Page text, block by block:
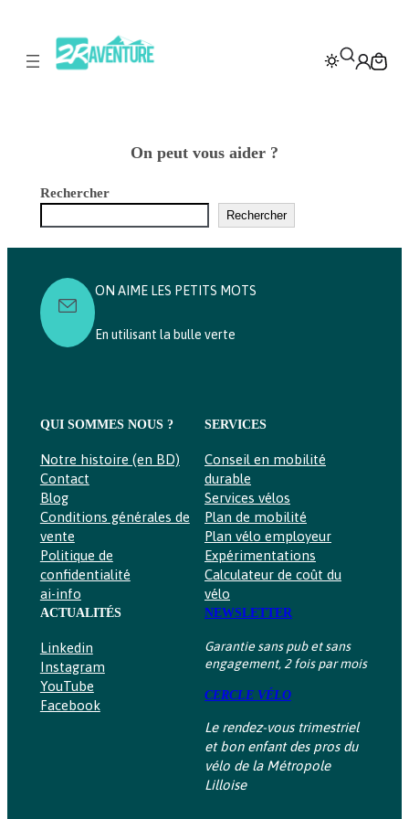
contenu
On peut vous aider ?
Rechercher
Rechercher
ON AIME LES PETITS MOTS
En utilisant la bulle verte
QUI SOMMES NOUS ?
Notre histoire (en BD)
Contact
Blog
Conditions générales de
vente
Politique de
confidentialité
ai-info
SERVICES
Conseil en mobilité
durable
Services vélos
Plan de mobilité
Plan vélo employeur
Expérimentations
Calculateur de coût du
vélo
ACTUALITÉS
Linkedin
Instagram
YouTube
Facebook
NEWSLETTER
Garantie sans pub et sans
engagement, 2 fois par mois
CERCLE VÉLO
Le rendez-vous trimestriel
et bon enfant des pros du
vélo de la Métropole
Lilloise